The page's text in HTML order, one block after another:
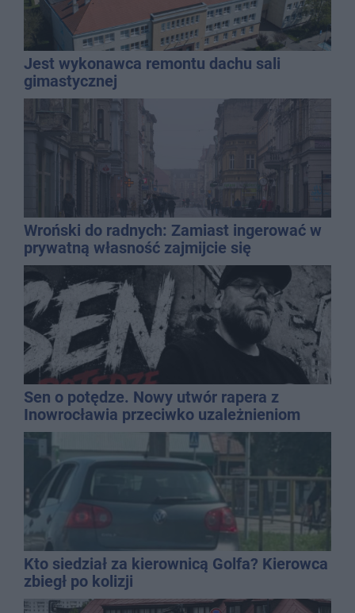
Jest wykonawca remontu dachu sali
gimastycznej
Wroński do radnych: Zamiast ingerować w
prywatną własność zajmijcie się
gospodarką
Sen o potędze. Nowy utwór rapera z
Inowrocławia przeciwko uzależnieniom
Kto siedział za kierownicą Golfa? Kierowca
zbiegł po kolizji